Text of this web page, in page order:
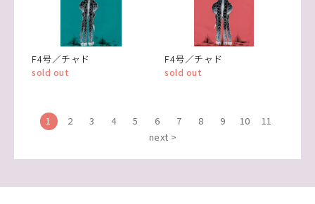
F4号／チャド
sold out
F4号／チャド
sold out
1 2 3 4 5 6 7 8 9 10
11
next >